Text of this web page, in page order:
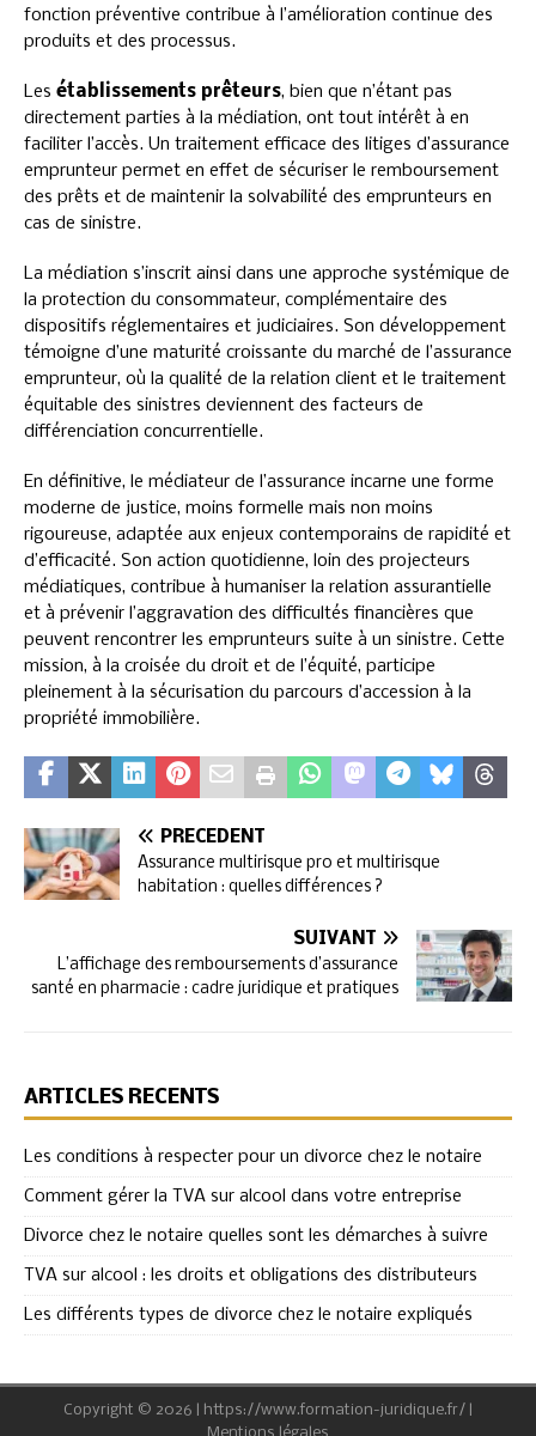
fonction préventive contribue à l’amélioration continue des
produits et des processus.
Les établissements prêteurs, bien que n’étant pas
directement parties à la médiation, ont tout intérêt à en
faciliter l’accès. Un traitement efficace des litiges d’assurance
emprunteur permet en effet de sécuriser le remboursement
des prêts et de maintenir la solvabilité des emprunteurs en
cas de sinistre.
La médiation s’inscrit ainsi dans une approche systémique de
la protection du consommateur, complémentaire des
dispositifs réglementaires et judiciaires. Son développement
témoigne d’une maturité croissante du marché de l’assurance
emprunteur, où la qualité de la relation client et le traitement
équitable des sinistres deviennent des facteurs de
différenciation concurrentielle.
En définitive, le médiateur de l’assurance incarne une forme
moderne de justice, moins formelle mais non moins
rigoureuse, adaptée aux enjeux contemporains de rapidité et
d’efficacité. Son action quotidienne, loin des projecteurs
médiatiques, contribue à humaniser la relation assurantielle
et à prévenir l’aggravation des difficultés financières que
peuvent rencontrer les emprunteurs suite à un sinistre. Cette
mission, à la croisée du droit et de l’équité, participe
pleinement à la sécurisation du parcours d’accession à la
propriété immobilière.
PRÉCÉDENT
Assurance multirisque pro et multirisque
habitation : quelles différences ?
SUIVANT
L’affichage des remboursements d’assurance
santé en pharmacie : cadre juridique et pratiques
ARTICLES RÉCENTS
Les conditions à respecter pour un divorce chez le notaire
Comment gérer la TVA sur alcool dans votre entreprise
Divorce chez le notaire quelles sont les démarches à suivre
TVA sur alcool : les droits et obligations des distributeurs
Les différents types de divorce chez le notaire expliqués
Copyright © 2026 | https://www.formation-juridique.fr/
Mentions légales